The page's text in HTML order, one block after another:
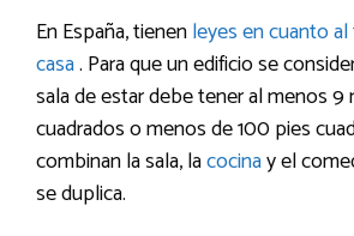
En España, tienenleyes en cuanto
casa. Para que un edificio se
sala de estar debe tener al menos 9
cuadrados o menos de 100 pies
combinan la sala, lacocinay el
se duplica.